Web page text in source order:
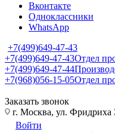
Вконтакте
Одноклассники
WhatsApp
+7(499)649-47-43
+7(499)649-47-43Отдел
+7(499)649-47-44
+7(968)056-15-05Отдел
Заказать звонок
г. Москва, ул. Фридриха
Войти